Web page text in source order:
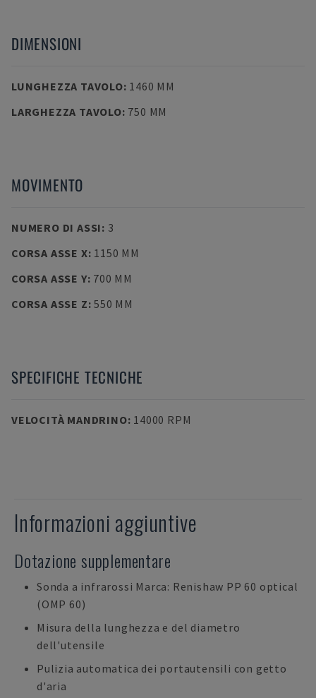
DIMENSIONI
LUNGHEZZA TAVOLO: 1460 MM
LARGHEZZA TAVOLO: 750 MM
MOVIMENTO
NUMERO DI ASSI: 3
CORSA ASSE X: 1150 MM
CORSA ASSE Y: 700 MM
CORSA ASSE Z:550 MM
SPECIFICHE TECNICHE
VELOCITÀ MANDRINO: 14000 RPM
Informazioni aggiuntive
Dotazione supplementare
Sonda a infrarossi Marca: Renishaw PP 60 optical
(OMP 60)
Misura della lunghezza e del diametro
dell'utensile
Pulizia automatica dei portautensili con getto
d'aria